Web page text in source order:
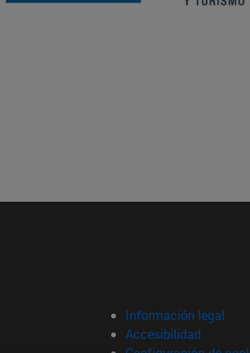
Información legal
Accesibilidad